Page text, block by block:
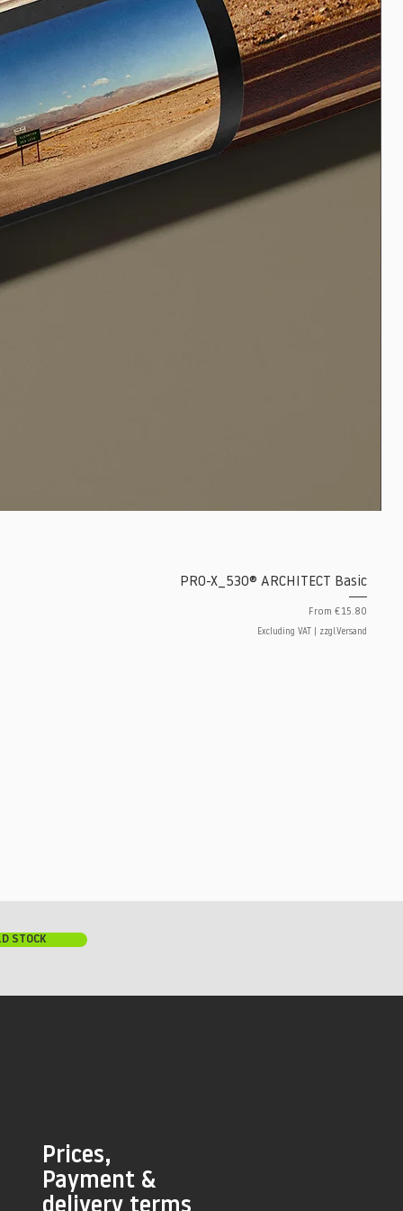
PRO-X_530® ARCHITECT Basic
From €15.80
Sale Price
Excluding VAT zzgl.Versand
Prices,
Payment &
STOCK